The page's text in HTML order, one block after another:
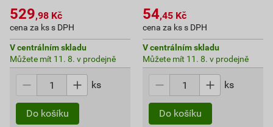
529,98 Kč
cena za ks s DPH
V centrálním skladu
Můžete mít 11. 8. v prodejně
ks
Do košíku
54,45 Kč
cena za ks s DPH
V centrálním skladu
Můžete mít 11. 8. v prodejně
ks
Do košíku